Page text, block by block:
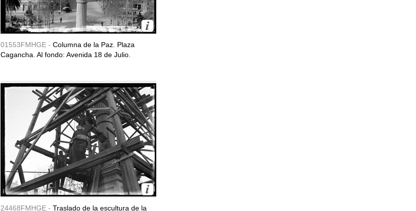
01553FMHGE - Columna de la Paz. Plaza
Cagancha. Al fondo: Avenida 18 de Julio.
24468FMHGE - Traslado de la escultura de la